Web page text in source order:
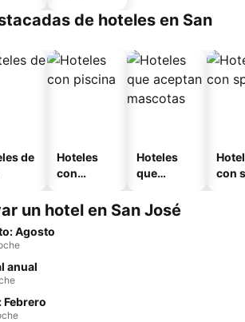
de hoteles en San
de
Hoteles
con
Hoteles
que
mascotas
con
un hotel en San José
Agosto
anual
Febrero